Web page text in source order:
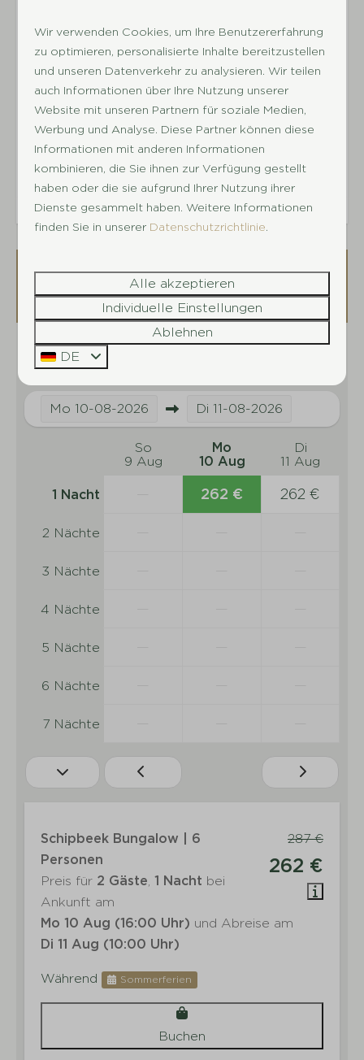
Waschbecken
Anzahl der separaten Toiletten: 1
Dusche
Separate Toilette
Außenbereich
Anzahl der Parkplätze bei der
Ferienunterkunft: 0
Terrasse
Sonnenschirm
Parkeinrichtungen
Spielplatz im Freien
Animation
Hallenbad
Bowling
Restaurant
Tennisplatz
feststellen, dass Angestellte untergebracht
werden (direkt oder über Dritte), wird ihnen
sofort der Zugang zu unserer Anlage verwehrt
und sie erhalten keine Rückerstattung der
bezahlten Gebühren/Garantie.
Energie-Label:
Verfügbarkeit und Preis
2 Gäste
Mo 10-08-2026 Di 11-08-2026
So
9 Aug
Mo
10 Aug
Di
11 Aug
1 Nacht 262 € 262 €
2 Nächte
3 Nächte
4 Nächte
5 Nächte
6 Nächte
7 Nächte
287 €
262 €
Schipbeek Bungalow | 6
Personen
Preis für 2 Gäste, 1 Nacht bei
Ankunft am
Mo 10 Aug (16:00 Uhr) und Abreise am
Di 11 Aug (10:00 Uhr)
Während Sommerferien
Buchen
Wir verwenden Cookies, um Ihre Benutzererfahrung
zu optimieren, personalisierte Inhalte bereitzustellen
und unseren Datenverkehr zu analysieren. Wir teilen
auch Informationen über Ihre Nutzung unserer
Website mit unseren Partnern für soziale Medien,
Werbung und Analyse. Diese Partner können diese
Informationen mit anderen Informationen
kombinieren, die Sie ihnen zur Verfügung gestellt
haben oder die sie aufgrund Ihrer Nutzung ihrer
Dienste gesammelt haben. Weitere Informationen
finden Sie in unserer Datenschutzrichtlinie
Alle akzeptieren
Individuelle Einstellungen
Ablehnen
DE